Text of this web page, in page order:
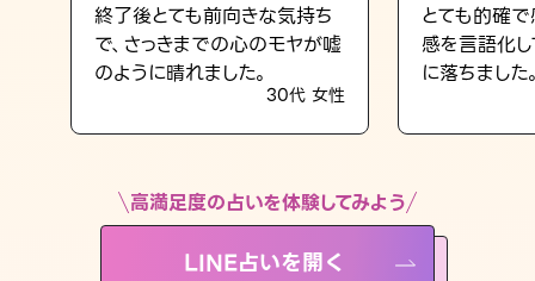
LINE占いを開く
※LINEアプリ内のサービスページへ遷移します
終了後とても前向きな気持ち
で、さっきまでの心のモヤが嘘
のように晴れました。
30代 女性
とても的確
感を言語化
に落ちました
高満足度の占いを体験してみよう
LINE占いを開く